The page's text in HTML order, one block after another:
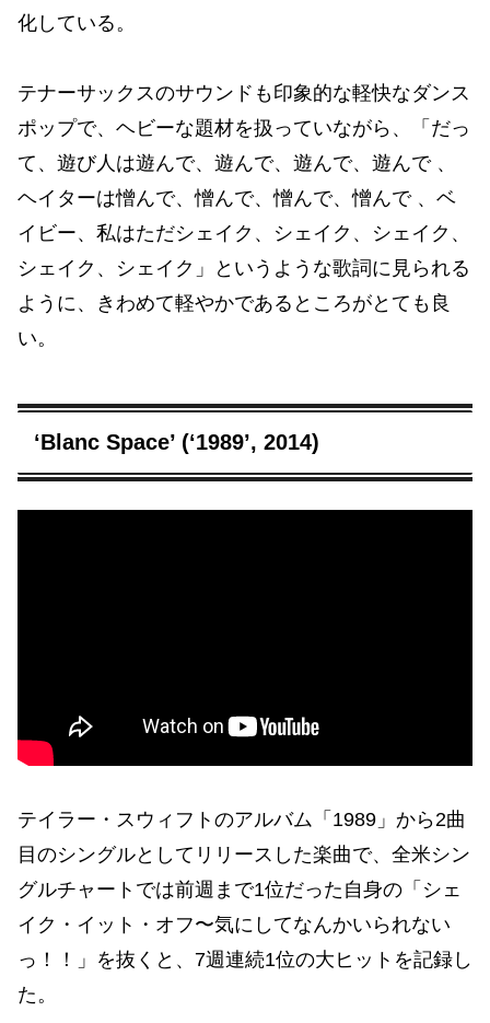
化している。
テナーサックスのサウンドも印象的な軽快なダンス
ポップで、ヘビーな題材を扱っていながら、「だっ
て、遊び人は遊んで、遊んで、遊んで、遊んで 、
ヘイターは憎んで、憎んで、憎んで、憎んで 、ベ
イビー、私はただシェイク、シェイク、シェイク、
シェイク、シェイク」というような歌詞に見られる
ように、きわめて軽やかであるところがとても良
い。
‘Blanc Space’ (‘1989’, 2014)
テイラー・スウィフトのアルバム「1989」から2曲
目のシングルとしてリリースした楽曲で、全米シン
グルチャートでは前週まで1位だった自身の「シェ
イク・イット・オフ〜気にしてなんかいられない
っ！！」を抜くと、7週連続1位の大ヒットを記録し
た。